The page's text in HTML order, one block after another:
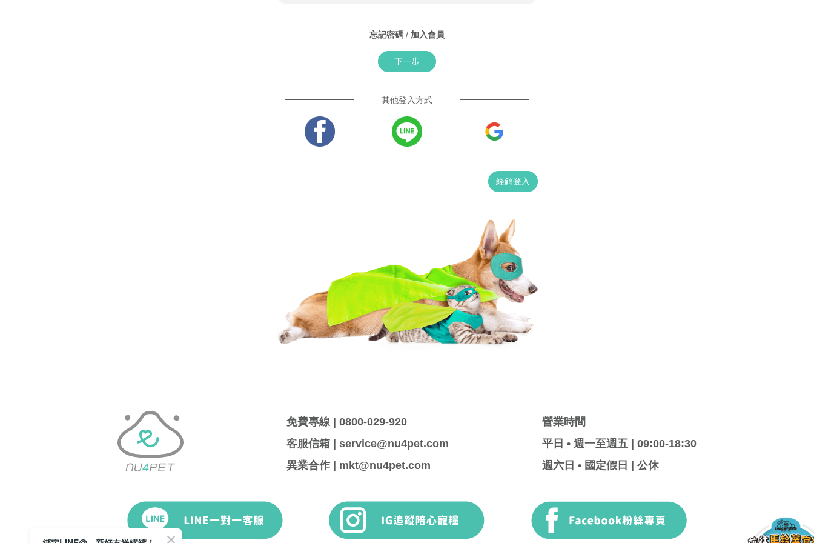
忘記密碼 / 加入會員
下一步
其他登入方式
經銷登入
免費專線 | 0800-029-920
客服信箱 | service@nu4pet.com
異業合作 | mkt@nu4pet.com
營業時間
平日 • 週一至週五 | 09:00-18:30
週六日 • 國定假日 | 公休